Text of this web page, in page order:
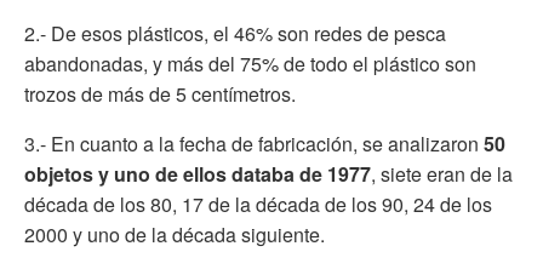
2.- De esos plásticos, el 46% son redes de pesca
abandonadas, y más del 75% de todo el plástico son
trozos de más de 5 centímetros.
3.- En cuanto a la fecha de fabricación, se analizaron 50
objetos y uno de ellos databa de 1977, siete eran de la
década de los 80, 17 de la década de los 90, 24 de los
2000 y uno de la década siguiente.